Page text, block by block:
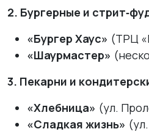
2. Бургерные и
«Бургер Хаус» (ТРЦ
«Шаурмастер»
3. Пекарни и
«Хлебница» (ул.
«Сладкая жизнь»